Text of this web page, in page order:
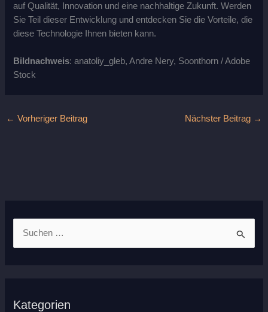
auf Qualität, Innovation und eine nachhaltige Zukunft. Werden
Sie Teil dieser Entwicklung und entdecken Sie die Vorteile, die
diese Technologie Ihnen bieten kann.
Bildnachweis: anatoliy_gleb, Andre Nery, Soonthorn / Adobe
Stock
← Vorheriger Beitrag Nächster Beitrag →
e
Kategorien